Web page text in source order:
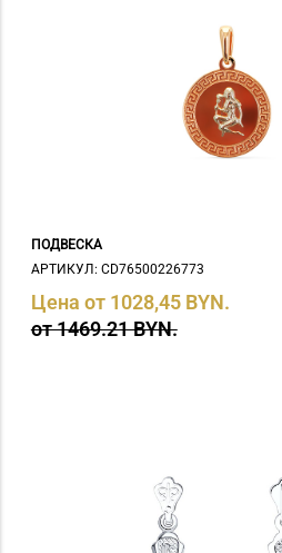
ПОДВЕСКА
АРТИКУЛ: СD76500226773
Цена от 1028,45 BYN.
от 1469.21 BYN.